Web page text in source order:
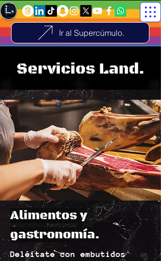
Ir al Supercúmulo.
Servicios Land.
Alimentos y
gastronomía.
Deléitate con embutidos